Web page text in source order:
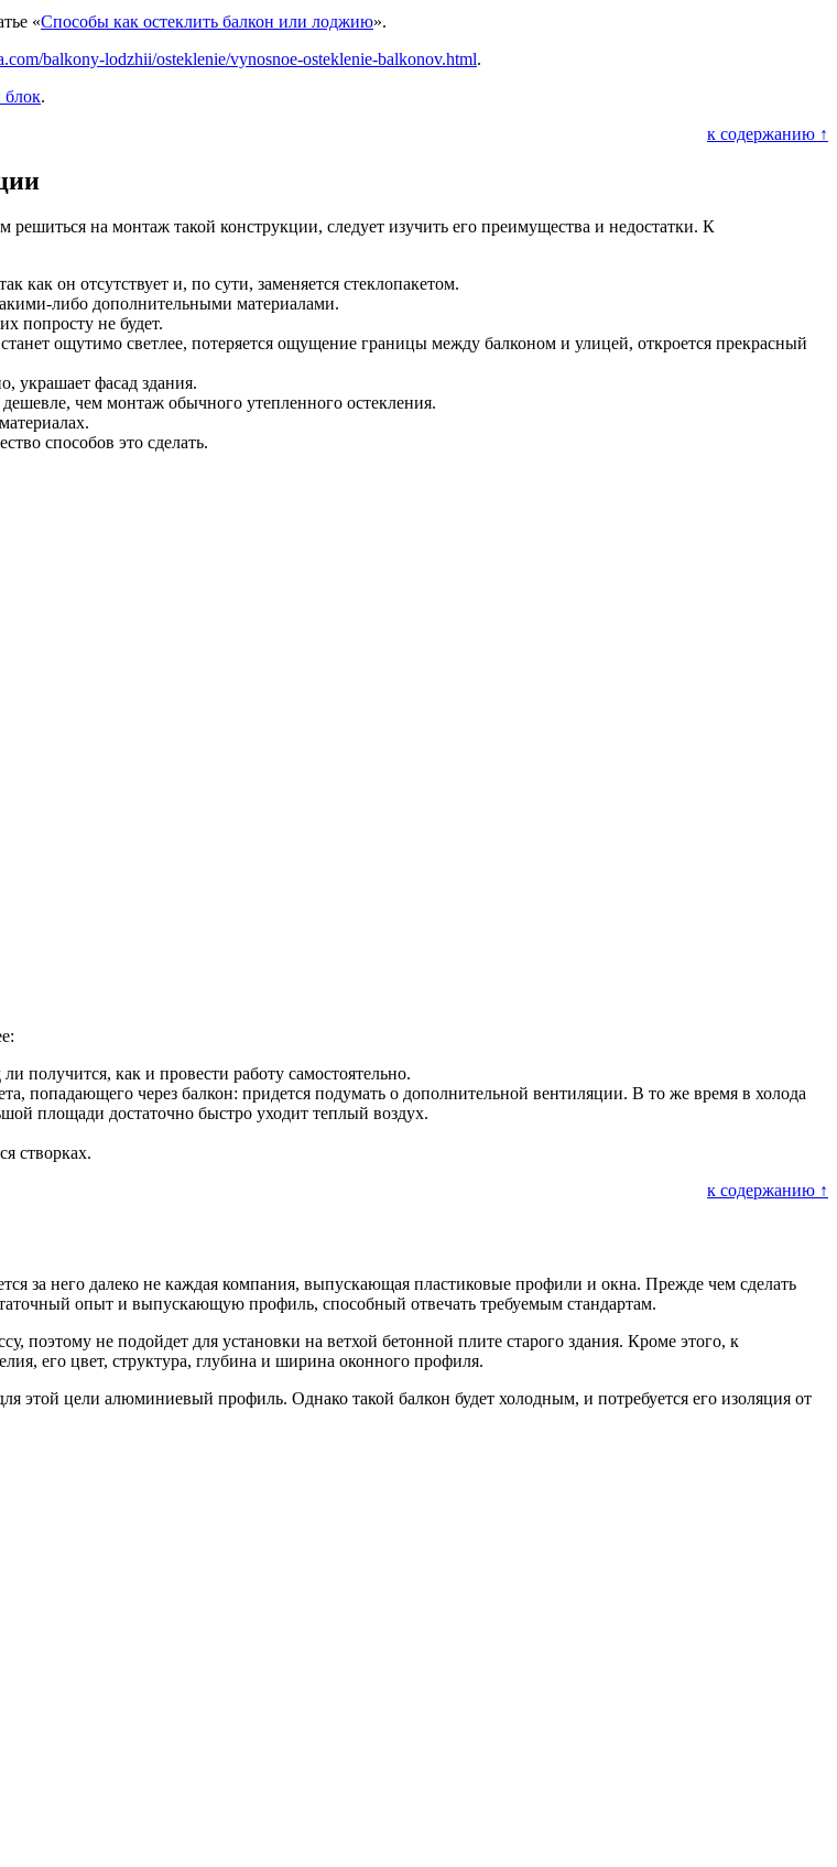
«Способы как остеклить балкон или лоджию».
balkony-lodzhii/osteklenie/vynosnoe-osteklenie-balkonov.html.
блок.
к содержанию ↑
на монтаж такой конструкции, следует изучить его преимущества и недостатки. К
как он отсутствует и, по сути, заменяется стеклопакетом.
либо дополнительными материалами.
попросту не будет.
ощутимо светлее, потеряется ощущение границы между балконом и улицей, откроется прекрасный
украшает фасад здания.
чем монтаж обычного утепленного остекления.
способов это сделать.
получится, как и провести работу самостоятельно.
попадающего через балкон: придется подумать о дополнительной вентиляции. В то же время в холода
площади достаточно быстро уходит теплый воздух.
створках.
к содержанию ↑
за него далеко не каждая компания, выпускающая пластиковые профили и окна. Прежде чем сделать
опыт и выпускающую профиль, способный отвечать требуемым стандартам.
поэтому не подойдет для установки на ветхой бетонной плите старого здания. Кроме этого, к
его цвет, структура, глубина и ширина оконного профиля.
этой цели алюминиевый профиль. Однако такой балкон будет холодным, и потребуется его изоляция от